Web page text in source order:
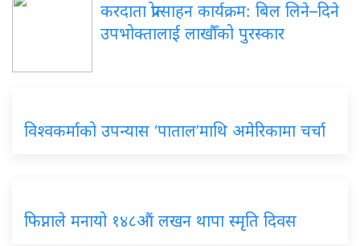
करदाता प्रोत्साहन कार्यक्रम: बिल लिने–दिने
उपभोक्तालाई लाखौँको पुरस्कार
विश्वकर्माको उपन्यास ‘पाताल’माथि अमेरिकामा चर्चा
फिप्नाले मनायो १४८औं लखन थापा स्मृति दिवस